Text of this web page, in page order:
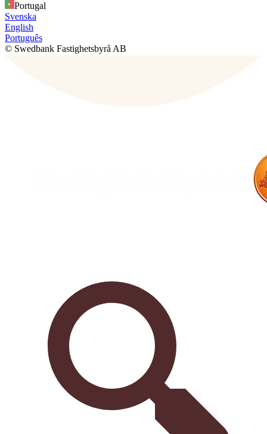
Portugal
Svenska
English
Português
© Swedbank Fastighetsbyrå AB